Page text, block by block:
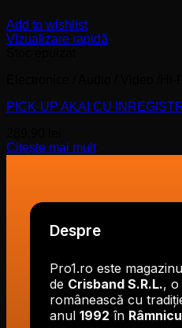
Add to wishlist
Vizualizare rapidă
PICK-UP AKAI CU
Citește mai mult
Despre
Pro1.ro este
de Crisband S.R.L., o
românească cu
anul 1992 în